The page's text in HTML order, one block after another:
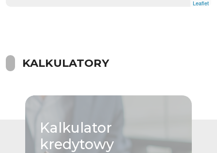
Leaflet
KALKULATORY
Kalkulator
kredytowy